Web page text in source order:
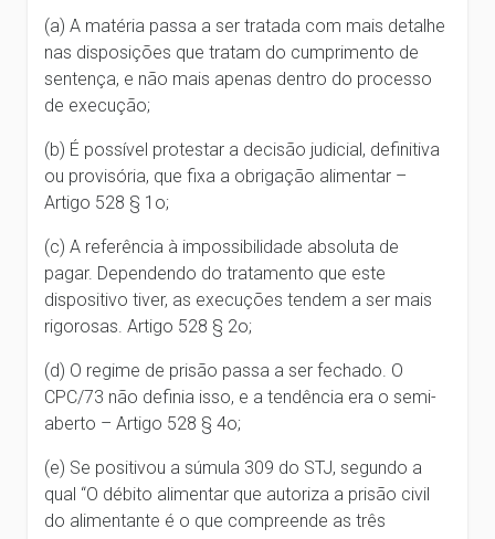
(a) A matéria passa a ser tratada com mais detalhe
nas disposições que tratam do cumprimento de
sentença, e não mais apenas dentro do processo
de execução;
(b) É possível protestar a decisão judicial, definitiva
ou provisória, que fixa a obrigação alimentar –
Artigo 528 § 1o;
(c) A referência à impossibilidade absoluta de
pagar. Dependendo do tratamento que este
dispositivo tiver, as execuções tendem a ser mais
rigorosas. Artigo 528 § 2o;
(d) O regime de prisão passa a ser fechado. O
CPC/73 não definia isso, e a tendência era o semi-
aberto – Artigo 528 § 4o;
(e) Se positivou a súmula 309 do STJ, segundo a
qual “O débito alimentar que autoriza a prisão civil
do alimentante é o que compreende as três